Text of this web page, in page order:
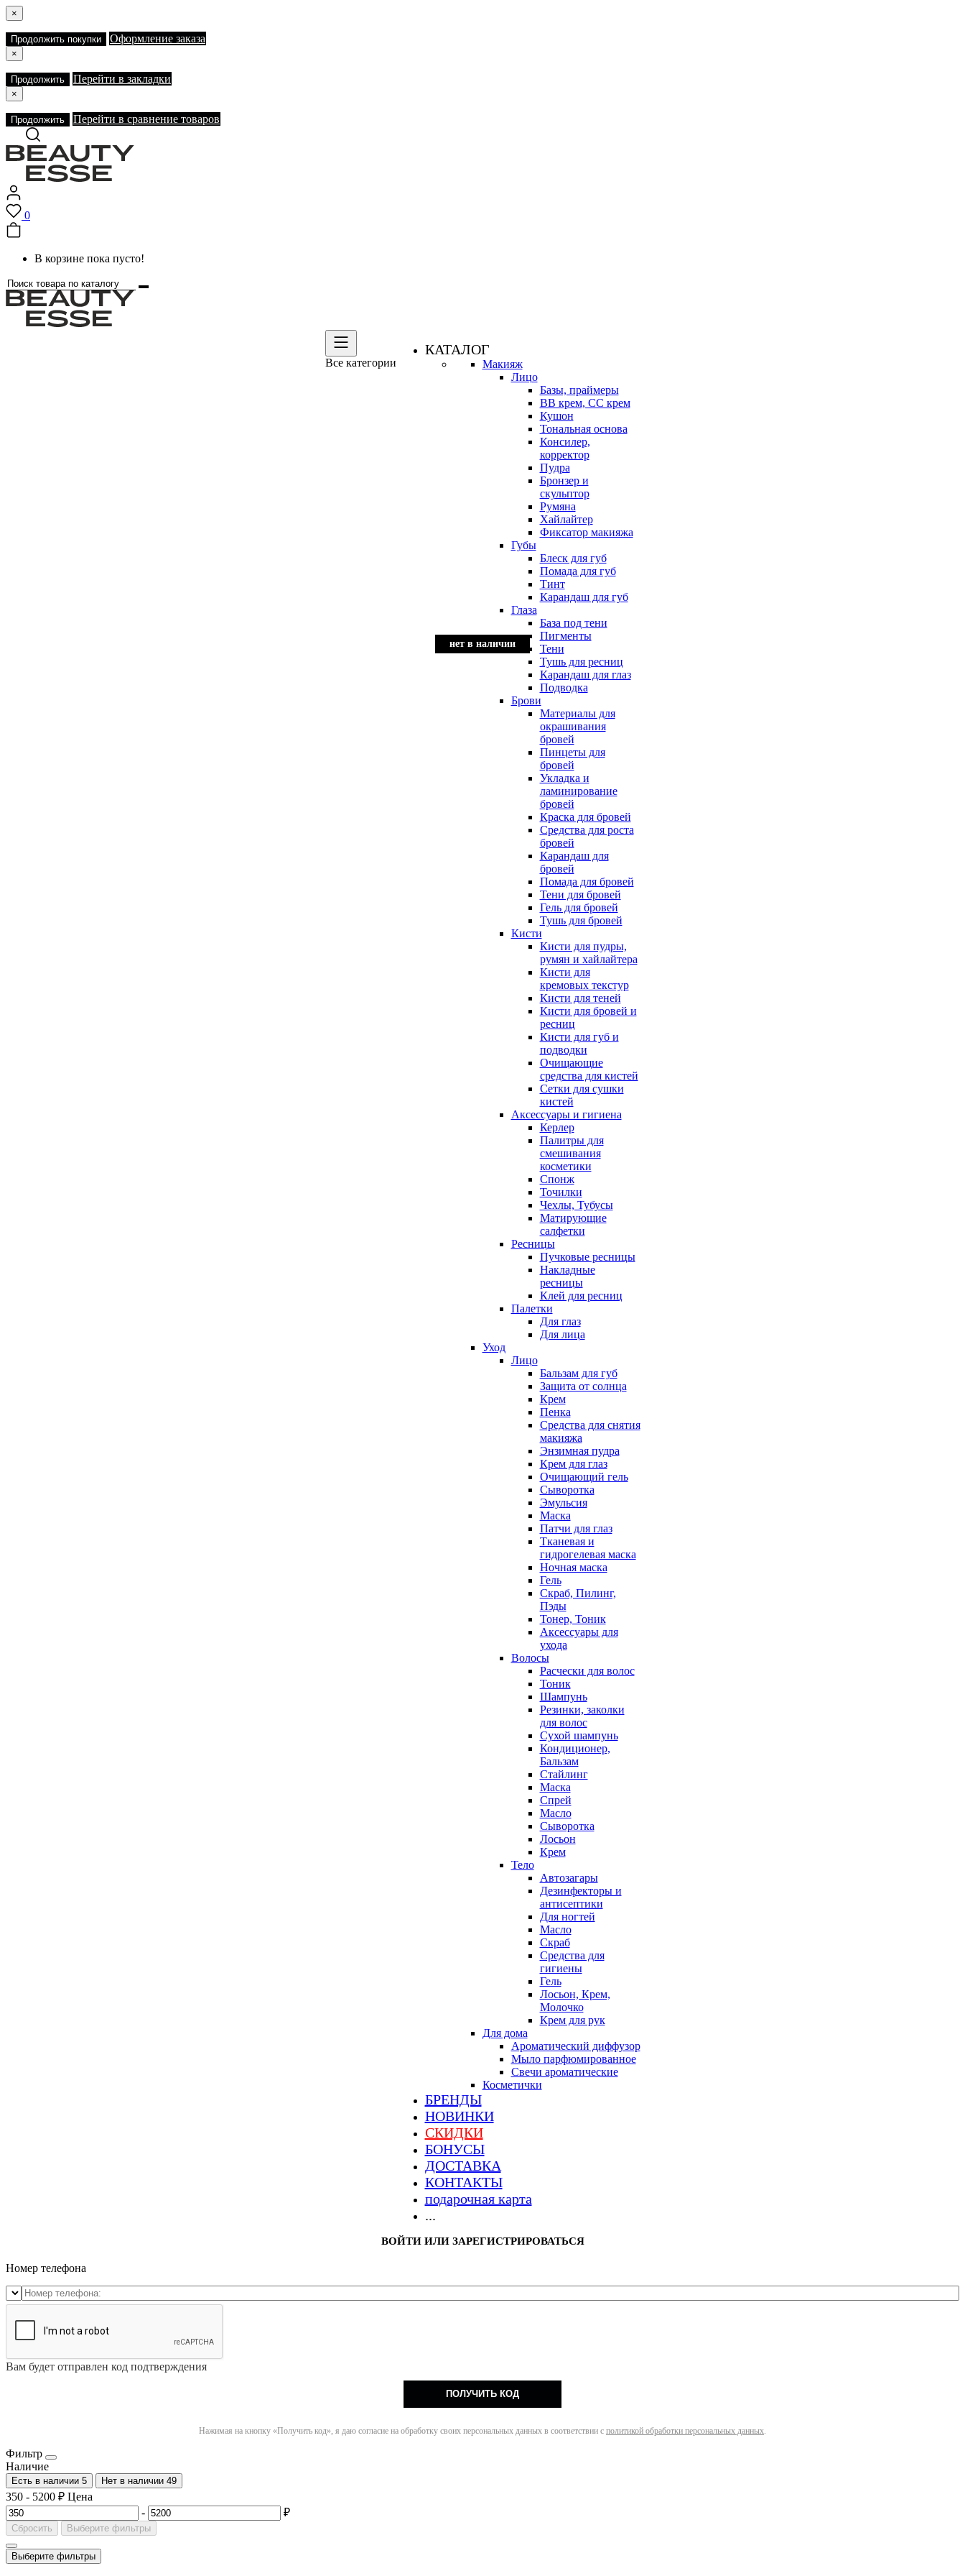
×
Продолжить покупки Оформление заказа
×
Продолжить Перейти в закладки
×
Продолжить Перейти в сравнение товаров
0
В корзине пока пусто!
Все категории
КАТАЛОГ
Макияж
Лицо
Базы, праймеры
BB крем, CC крем
Кушон
Тональная основа
Консилер,
корректор
Пудра
Бронзер и
скульптор
Румяна
Хайлайтер
Фиксатор макияжа
Губы
Блеск для губ
Помада для губ
Тинт
Карандаш для губ
Глаза
База под тени
Пигменты
Тени
Тушь для ресниц
Карандаш для глаз
Подводка
Брови
Материалы для
окрашивания
бровей
Пинцеты для
бровей
Укладка и
ламинирование
бровей
Краска для бровей
Средства для роста
бровей
Карандаш для
бровей
Помада для бровей
Тени для бровей
Гель для бровей
Тушь для бровей
Кисти
Кисти для пудры,
румян и хайлайтера
Кисти для
кремовых текстур
Кисти для теней
Кисти для бровей и
ресниц
Кисти для губ и
подводки
Очищающие
средства для кистей
Сетки для сушки
кистей
Аксессуары и гигиена
Керлер
Палитры для
смешивания
косметики
Спонж
Точилки
Чехлы, Тубусы
Матирующие
салфетки
Ресницы
Пучковые ресницы
Накладные
ресницы
Клей для ресниц
Палетки
Для глаз
Для лица
Уход
Лицо
Бальзам для губ
Защита от солнца
Крем
Пенка
Средства для снятия
макияжа
Энзимная пудра
Крем для глаз
Очищающий гель
Сыворотка
Эмульсия
Маска
Патчи для глаз
Тканевая и
гидрогелевая маска
Ночная маска
Гель
Скраб, Пилинг,
Пэды
Тонер, Тоник
Аксессуары для
ухода
Волосы
Расчески для волос
Тоник
Шампунь
Резинки, заколки
для волос
Сухой шампунь
Кондиционер,
Бальзам
Стайлинг
Маска
Спрей
Масло
Сыворотка
Лосьон
Крем
Тело
Автозагары
Дезинфекторы и
антисептики
Для ногтей
Масло
Скраб
Средства для
гигиены
Гель
Лосьон, Крем,
Молочко
Крем для рук
Для дома
Ароматический диффузор
Мыло парфюмированное
Свечи ароматические
Косметички
БРЕНДЫ
НОВИНКИ
СКИДКИ
БОНУСЫ
ДОСТАВКА
КОНТАКТЫ
подарочная карта
...
ВОЙТИ ИЛИ ЗАРЕГИСТРИРОВАТЬСЯ
Номер телефона
Вам будет отправлен код подтверждения
ПОЛУЧИТЬ КОД
Нажимая на кнопку «Получить код», я даю согласие на обработку своих персональных данных в соответствии с политикой обработки персональных данных.
Фильтр
Наличие
Есть в наличии 5 Нет в наличии 49
350 - 5200 ₽ Цена
-
₽
Сбросить Выберите фильтры
Выберите фильтры
нет в наличии
нет в наличии
нет в наличии
нет в наличии
нет в наличии
нет в наличии
нет в наличии
нет в наличии
нет в наличии
нет в наличии
нет в наличии
нет в наличии
нет в наличии
нет в наличии
нет в наличии